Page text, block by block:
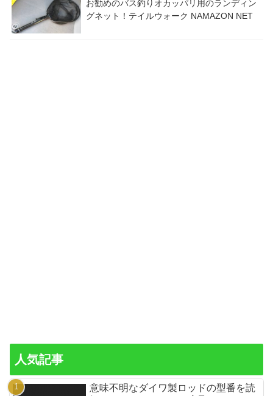
お勧めのバス釣りオカッパリ用のランディン
グネット！テイルウォーク NAMAZON NET
人気記事
意味不明なダイワ製ロッドの型番を読